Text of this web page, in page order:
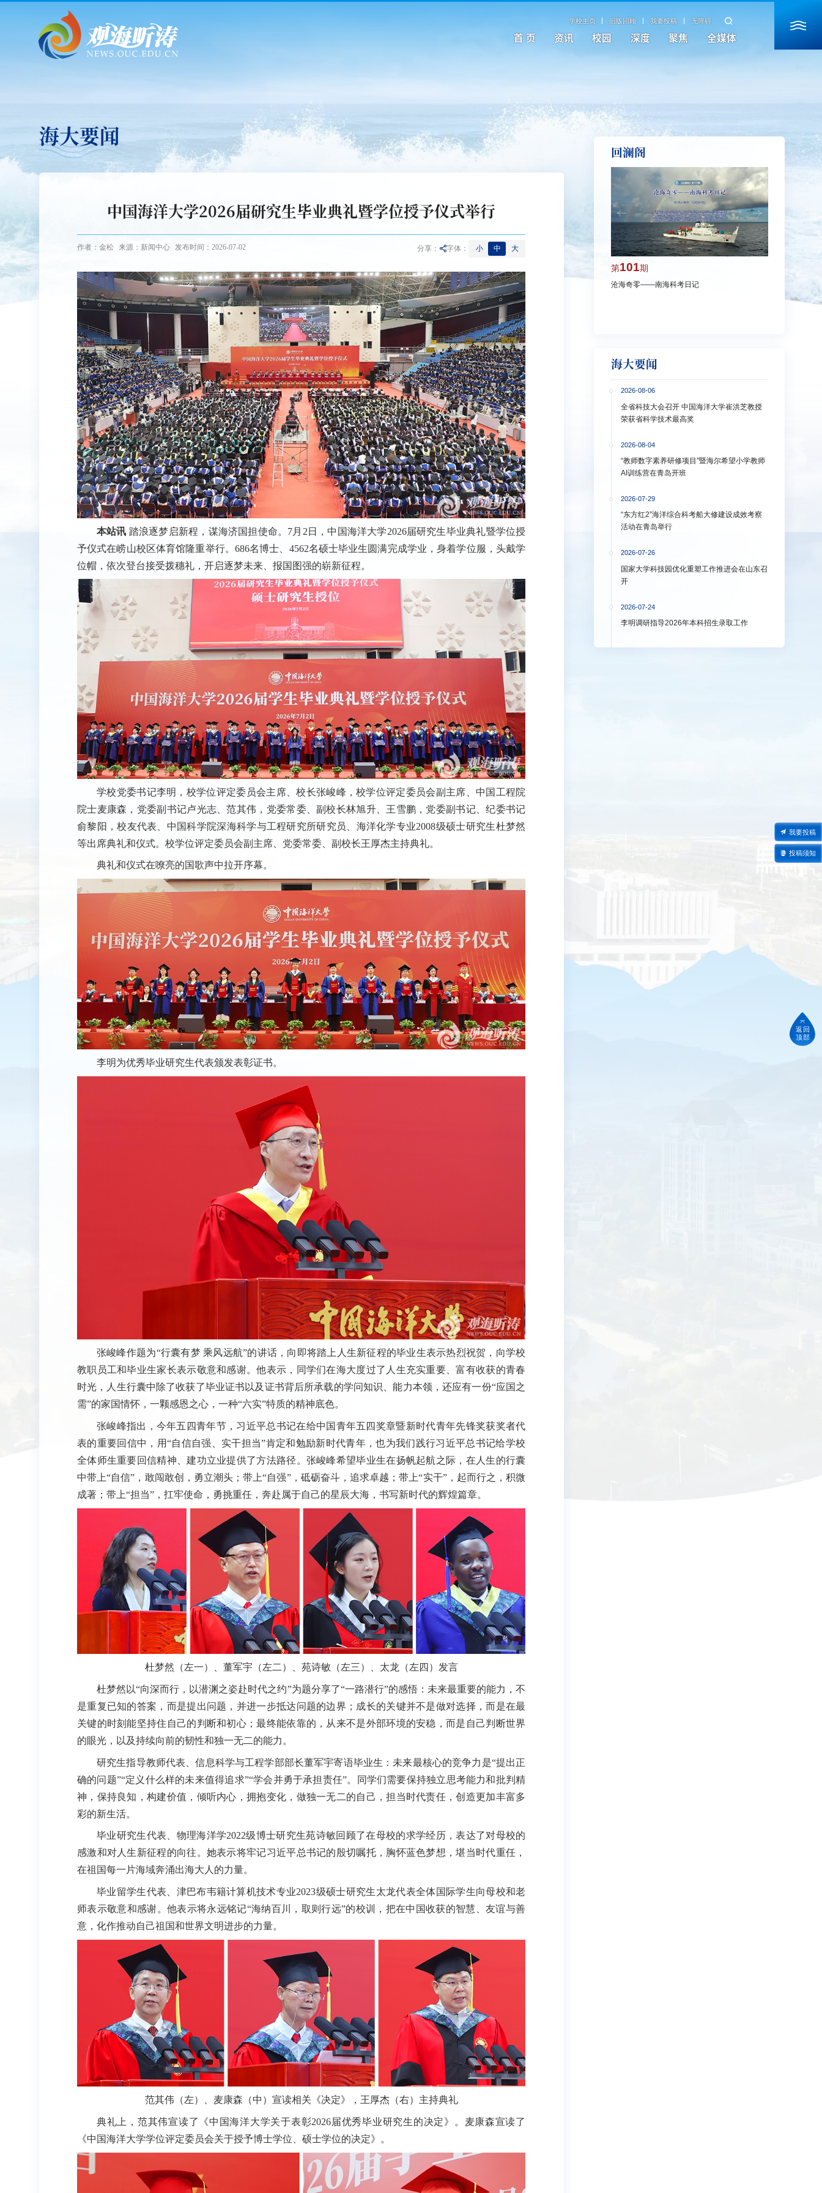
学校主页 旧版回顾 我要投稿 无障碍
首 页 资讯 校园 深度 聚焦 全媒体
海大要闻
中国海洋大学2026届研究生毕业典礼暨学位授予仪式举行
作者：金松 来源：新闻中心 发布时间：2026-07-02 分享： 字体： 小 中 大
本站讯 踏浪逐梦启新程，谋海济国担使命。7月2日，中国海洋大学2026届研究生毕业典礼暨学位授
予仪式在崂山校区体育馆隆重举行。686名博士、4562名硕士毕业生圆满完成学业，身着学位服，头戴学
位帽，依次登台接受拨穗礼，开启逐梦未来、报国图强的崭新征程。
学校党委书记李明，校学位评定委员会主席、校长张峻峰，校学位评定委员会副主席、中国工程院
院士麦康森，党委副书记卢光志、范其伟，党委常委、副校长林旭升、王雪鹏，党委副书记、纪委书记
俞黎阳，校友代表、中国科学院深海科学与工程研究所研究员、海洋化学专业2008级硕士研究生杜梦然
等出席典礼和仪式。校学位评定委员会副主席、党委常委、副校长王厚杰主持典礼。
典礼和仪式在嘹亮的国歌声中拉开序幕。
李明为优秀毕业研究生代表颁发表彰证书。
张峻峰作题为“行囊有梦 乘风远航”的讲话，向即将踏上人生新征程的毕业生表示热烈祝贺，向学校
教职员工和毕业生家长表示敬意和感谢。他表示，同学们在海大度过了人生充实重要、富有收获的青春
时光，人生行囊中除了收获了毕业证书以及证书背后所承载的学问知识、能力本领，还应有一份“应国之
需”的家国情怀，一颗感恩之心，一种“六实”特质的精神底色。
张峻峰指出，今年五四青年节，习近平总书记在给中国青年五四奖章暨新时代青年先锋奖获奖者代
表的重要回信中，用“自信自强、实干担当”肯定和勉励新时代青年，也为我们践行习近平总书记给学校
全体师生重要回信精神、建功立业提供了方法路径。张峻峰希望毕业生在扬帆起航之际，在人生的行囊
中带上“自信”，敢闯敢创，勇立潮头；带上“自强”，砥砺奋斗，追求卓越；带上“实干”，起而行之，积微
成著；带上“担当”，扛牢使命，勇挑重任，奔赴属于自己的星辰大海，书写新时代的辉煌篇章。
杜梦然（左一）、董军宇（左二）、苑诗敏（左三）、太龙（左四）发言
杜梦然以“向深而行，以潜渊之姿赴时代之约”为题分享了“一路潜行”的感悟：未来最重要的能力，不
是重复已知的答案，而是提出问题，并进一步抵达问题的边界；成长的关键并不是做对选择，而是在最
关键的时刻能坚持住自己的判断和初心；最终能依靠的，从来不是外部环境的安稳，而是自己判断世界
的眼光，以及持续向前的韧性和独一无二的能力。
研究生指导教师代表、信息科学与工程学部部长董军宇寄语毕业生：未来最核心的竞争力是“提出正
确的问题”“定义什么样的未来值得追求”“学会并勇于承担责任”。同学们需要保持独立思考能力和批判精
神，保持良知，构建价值，倾听内心，拥抱变化，做独一无二的自己，担当时代责任，创造更加丰富多
彩的新生活。
毕业研究生代表、物理海洋学2022级博士研究生苑诗敏回顾了在母校的求学经历，表达了对母校的
感激和对人生新征程的向往。她表示将牢记习近平总书记的殷切嘱托，胸怀蓝色梦想，堪当时代重任，
在祖国每一片海域奔涌出海大人的力量。
毕业留学生代表、津巴布韦籍计算机技术专业2023级硕士研究生太龙代表全体国际学生向母校和老
师表示敬意和感谢。他表示将永远铭记“海纳百川，取则行远”的校训，把在中国收获的智慧、友谊与善
意，化作推动自己祖国和世界文明进步的力量。
范其伟（左）、麦康森（中）宣读相关《决定》，王厚杰（右）主持典礼
典礼上，范其伟宣读了《中国海洋大学关于表彰2026届优秀毕业研究生的决定》。麦康森宣读了
《中国海洋大学学位评定委员会关于授予博士学位、硕士学位的决定》。
回澜阁
第101期
沧海奇零——南海科考日记
洋大学多措并
海大要闻
2026-08-06
全省科技大会召开 中国海洋大学崔洪芝教授
荣获省科学技术最高奖
2026-08-04
“教师数字素养研修项目”暨海尔希望小学教师
AI训练营在青岛开班
2026-07-29
“东方红2”海洋综合科考船大修建设成效考察
活动在青岛举行
2026-07-26
国家大学科技园优化重塑工作推进会在山东召
开
2026-07-24
李明调研指导2026年本科招生录取工作
我要投稿
投稿须知